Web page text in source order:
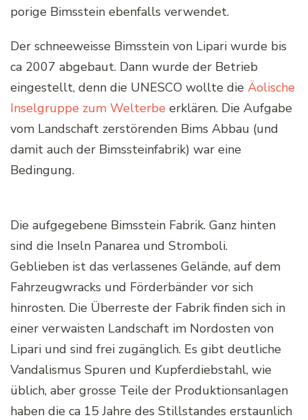
porige Bimsstein ebenfalls verwendet.
Der schneeweisse Bimsstein von Lipari wurde bis
ca 2007 abgebaut. Dann wurde der Betrieb
eingestellt, denn die UNESCO wollte die Äolische
Inselgruppe zum Welterbe erklären. Die Aufgabe
vom Landschaft zerstörenden Bims Abbau (und
damit auch der Bimssteinfabrik) war eine
Bedingung.
Die aufgegebene Bimsstein Fabrik. Ganz hinten
sind die Inseln Panarea und Stromboli.
Geblieben ist das verlassenes Gelände, auf dem
Fahrzeugwracks und Förderbänder vor sich
hinrosten. Die Überreste der Fabrik finden sich in
einer verwaisten Landschaft im Nordosten von
Lipari und sind frei zugänglich. Es gibt deutliche
Vandalismus Spuren und Kupferdiebstahl, wie
üblich, aber grosse Teile der Produktionsanlagen
haben die ca 15 Jahre des Stillstandes erstaunlich